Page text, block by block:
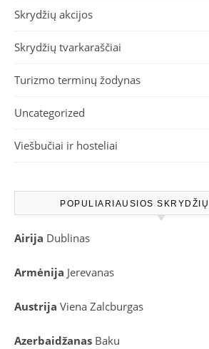
Skrydžių akcijos
Skrydžių tvarkaraščiai
Turizmo terminų žodynas
Uncategorized
Viešbučiai ir hosteliai
POPULIARIAUSIOS
Airija Dublinas
Armėnija Jerevanas
Austrija Viena Zalcburgas
Azerbaidžanas Baku